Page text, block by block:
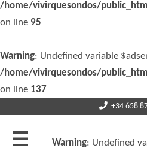
/home/vivirquesondos/
on line 95
Warning: Undefined variable
/home/vivirquesondos/
on line 137
+34 658
Warning: Undefined